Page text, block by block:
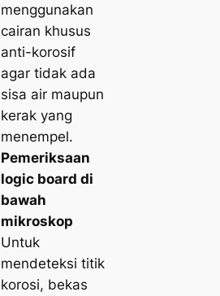
menggunakan
cairan khusus
anti-korosif
agar tidak ada
sisa air maupun
kerak yang
menempel.
Pemeriksaan
logic board di
bawah
mikroskop
Untuk
mendeteksi titik
korosi, bekas